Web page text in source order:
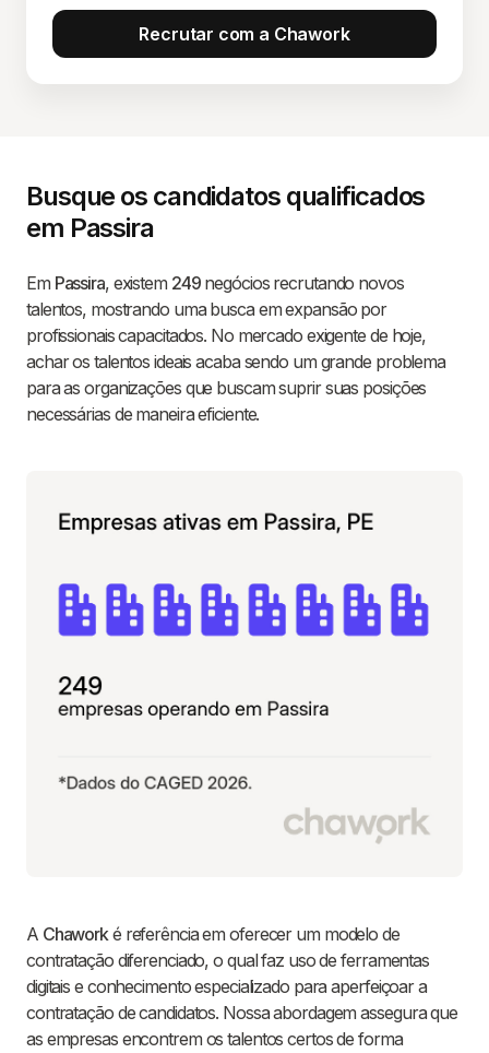
Recrutar com a Chawork
Busque os candidatos qualificados
em Passira
Em Passira, existem 249negócios recrutando novos
talentos, mostrando uma busca em expansão por
profissionais capacitados. No mercado exigente de hoje,
achar os talentos ideais acaba sendo um grande problema
para as organizações que buscam suprir suas posições
necessárias de maneira eficiente.
A Chaworké referência em oferecer um modelo de
contratação diferenciado, o qual faz uso de ferramentas
digitais e conhecimento especializado para aperfeiçoar a
contratação de candidatos. Nossa abordagem assegura que
as empresas encontrem os talentos certos de forma